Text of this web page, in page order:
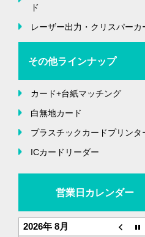
ド
レーザー出力・クリスパーカ
その他ラインナップ
カード+台紙マッチング
白無地カード
プラスチックカードプリンタ
ICカードリーダー
営業日カレンダー
2026年 8月